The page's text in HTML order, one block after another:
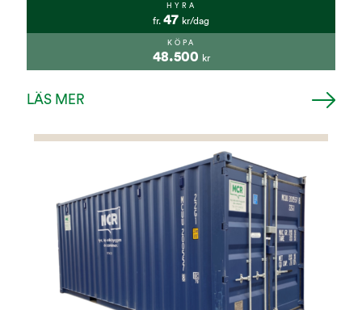
HYRA
fr. 47 kr/dag
KÖPA
48.500 kr
LÄS MER